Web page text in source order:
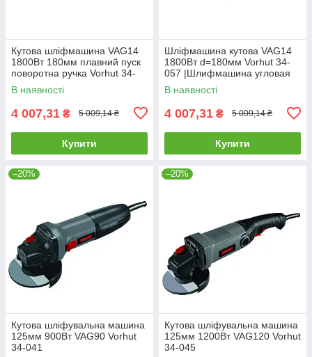
Кутова шліфмашина VAG14
1800Вт 180мм плавний пуск
поворотна ручка Vorhut 34-
057
В наявності
4 007,31 ₴ 5 009,14 ₴
Купити
Шліфмашина кутова VAG14
1800Вт d=180мм Vorhut 34-
057 |Шлифмашина угловая
VAG14 1800Вт d=180мм
Vorhut
В наявності
4 007,31 ₴ 5 009,14 ₴
Купити
–20%
Кутова шліфувальна машина
125мм 900Вт VAG90 Vorhut
34-041
–20%
Кутова шліфувальна машина
125мм 1200Вт VAG120 Vorhut
34-045